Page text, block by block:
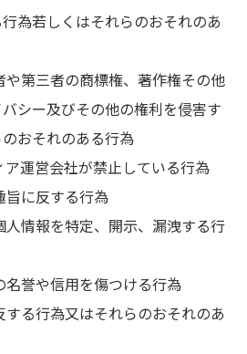
為若しくはそれらのおそれのあ
第三者の商標権、著作権その他
シー及びその他の権利を侵害す
おそれのある行為
運営会社が禁止している行為
に反する行為
情報を特定、開示、漏洩する行
誉や信用を傷つける行為
る行為又はそれらのおそれのあ